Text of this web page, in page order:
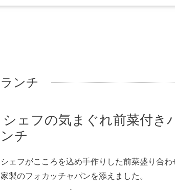
ランチ
シェフの気まぐれ前菜付き
ンチ
シェフがこころを込め手作りした前菜盛り合わ
家製のフォカッチャパンを添えました。